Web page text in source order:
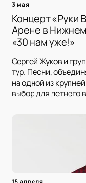
3 мая
Концерт «Руки
Арене в
«30 нам уже!»
Сергей Жуков и
тур. Песни,
на одной из
выбор для летнего